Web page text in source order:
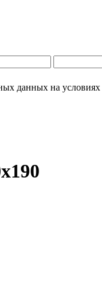
данных на условиях